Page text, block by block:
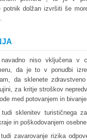
potnik dolžan izvršiti še
navadno niso vključena v
da je to v ponudbi
da sklenete
za kritje stroškov
med potovanjem in
tudi sklenitev turističnega
in poškodovanjem
tudi zavarovanje rizika